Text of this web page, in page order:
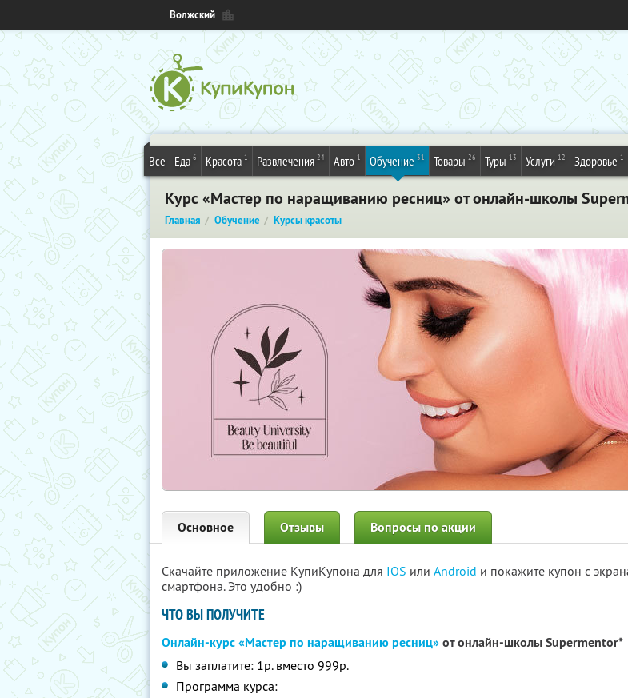
Волжский
Все Еда 6 Красота 1 Развлечения 24 Авто 1 Обучение 31 Товары 26 Туры 13 Услуги 12 Здоровье 1
Курс «Мастер по наращиванию ресниц» от онлайн-школы
Главная Обучение Курсы красоты
Основное Отзывы Вопросы по акции
Скачайте приложение КупиКупона для IOS или Android и покажите купон с
смартфона. Это удобно :)
ЧТО ВЫ ПОЛУЧИТЕ
Онлайн-курс «Мастер по наращиванию ресниц»от онлайн-школы Supermentor*
Вы заплатите: 1р. вместо 999р.
Программа курса: